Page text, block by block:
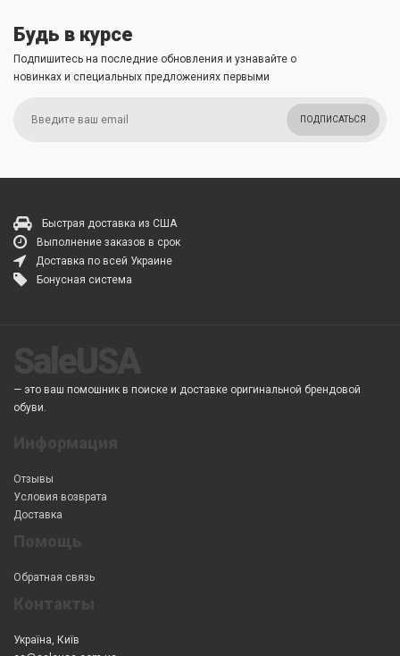
Будь в курсе
Подпишитесь на последние обновления и узнавайте о
новинках и специальных предложениях первыми
ПОДПИСАТЬСЯ
Быстрая доставка из США
Выполнение заказов в срок
Доставка по всей Украине
Бонусная система
— это ваш помошник в поиске и доставке оригинальной брендовой
обуви.
Отзывы
Условия возврата
Доставка
Обратная связь
Україна, Київ